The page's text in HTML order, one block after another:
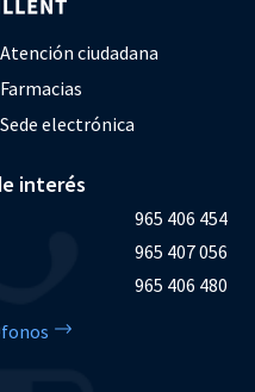
Atención ciudadana
Farmacias
Sede electrónica
interés
965 406 454
965 407 056
965 406 480